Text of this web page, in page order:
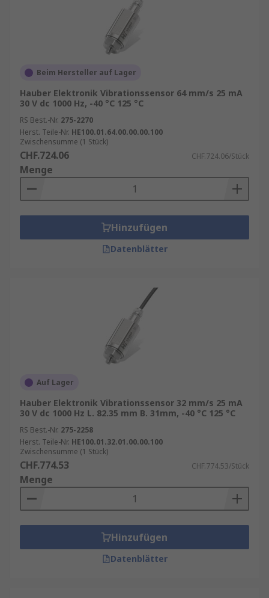
Beim Hersteller auf Lager
Hauber Elektronik Vibrationssensor 64 mm/s 25 mA
30 V dc 1000 Hz, -40 °C 125 °C
RS Best.-Nr. 275-2270
Herst. Teile-Nr. HE100.01.64.00.00.00.100
Zwischensumme (1 Stück)
CHF.724.06 CHF.724.06/Stück
Menge
Hinzufügen
Datenblätter
Auf Lager
Hauber Elektronik Vibrationssensor 32 mm/s 25 mA
30 V dc 1000 Hz L. 82.35 mm B. 31mm, -40 °C 125 °C
RS Best.-Nr. 275-2258
Herst. Teile-Nr. HE100.01.32.01.00.00.100
Zwischensumme (1 Stück)
CHF.774.53 CHF.774.53/Stück
Menge
Hinzufügen
Datenblätter